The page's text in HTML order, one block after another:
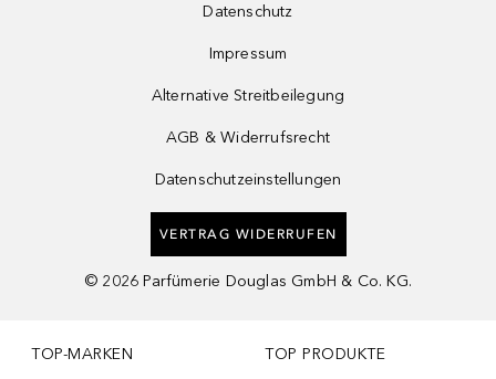
Datenschutz
Impressum
Alternative Streitbeilegung
AGB & Widerrufsrecht
Datenschutzeinstellungen
VERTRAG WIDERRUFEN
© 2026 Parfümerie Douglas GmbH & Co. KG.
TOP-MARKEN TOP PRODUKTE